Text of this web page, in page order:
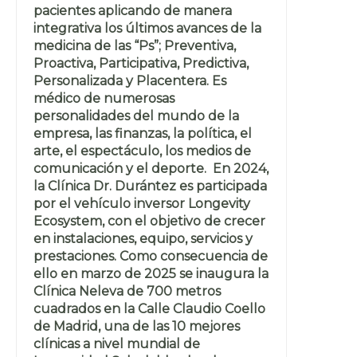
pacientes aplicando de manera
integrativa los últimos avances de la
medicina de las “Ps”; Preventiva,
Proactiva, Participativa, Predictiva,
Personalizada y Placentera. Es
médico de numerosas
personalidades del mundo de la
empresa, las finanzas, la política, el
arte, el espectáculo, los medios de
comunicación y el deporte. En 2024,
la Clínica Dr. Durántez es participada
por el vehículo inversor Longevity
Ecosystem, con el objetivo de crecer
en instalaciones, equipo, servicios y
prestaciones. Como consecuencia de
ello en marzo de 2025 se inaugura la
Clínica Neleva de 700 metros
cuadrados en la Calle Claudio Coello
de Madrid, una de las 10 mejores
clínicas a nivel mundial de